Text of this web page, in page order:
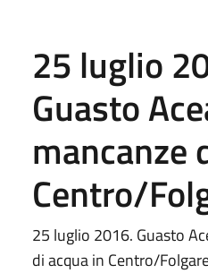
25 luglio
Guasto
mancanze
Centro/
25 luglio 2016. Guasto
di acqua in Centro/